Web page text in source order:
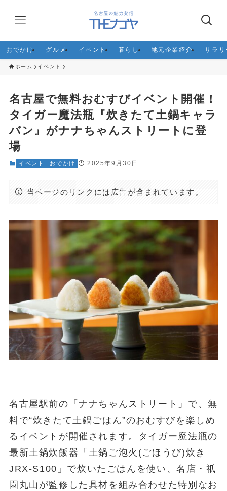
おでかけ グルメ イベント 暮らし 地元企業紹介 サラリ
ホーム イベント
名古屋で無料おむすびイベント開催！
タイガー魔法瓶『炊きたて土鍋キャラ
バン』がナナちゃんストリートに登
場
イベント おでかけ 2025年9月30日
当ページのリンクには広告が含まれています。
名古屋駅前の「ナナちゃんストリート」で、無
料で“炊きたて土鍋ごはん”のおむすびを楽しめ
るイベントが開催されます。タイガー魔法瓶の
最新土鍋炊飯器「土鍋ご泡火(ごほうび)炊き
JRX-S100」で炊いたごはんを使い、名店・祇
園丸山が監修した具材を組み合わせた特別なお